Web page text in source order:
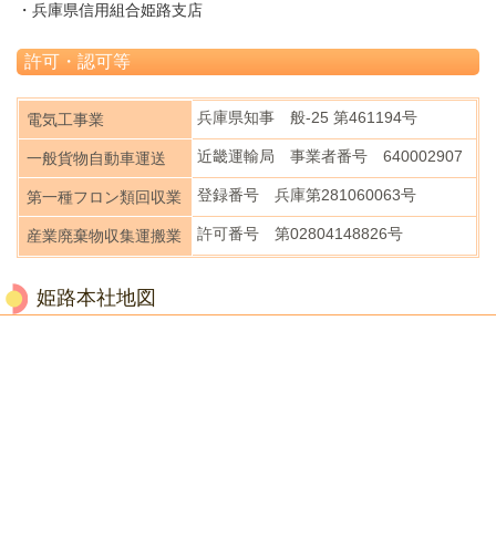
・兵庫県信用組合姫路支店
許可・認可等
電気工事業 兵庫県知事 般-25 第461194号
一般貨物自動車運送 近畿運輸局 事業者番号 640002907
第一種フロン類回収業 登録番号 兵庫第281060063号
産業廃棄物収集運搬業 許可番号 第02804148826号
姫路本社地図